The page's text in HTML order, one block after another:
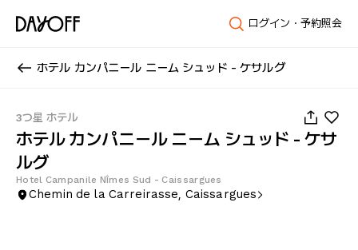
ログイン・予約照会
ホテル カンパニール ニーム シュッド - ケサルグ
3つ星 ホテル
ホテル カンパニール ニーム シュッド - ケサ
ルグ
Hotel Campanile Nîmes Sud - Caissargues
Chemin de la Carreirasse, Caissargues